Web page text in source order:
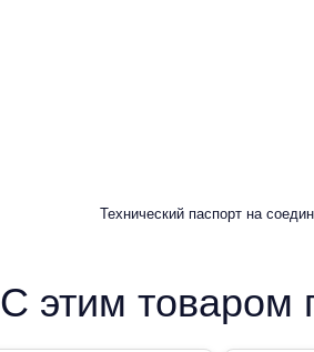
Технический паспорт на
С этим товаром